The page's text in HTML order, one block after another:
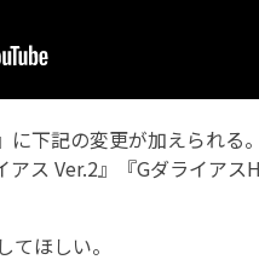
下記の変更が加えられる
ス Ver.2』『Gダライアス
ほしい。